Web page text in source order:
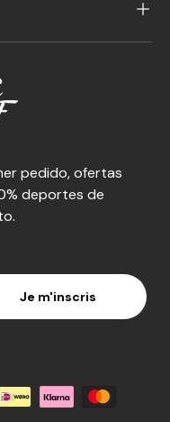
pedido, ofertas
deportes de
Je m'inscris